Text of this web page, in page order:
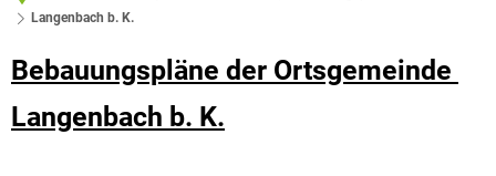
Langenbach b. K.
Bebauungspläne der Ortsgemeinde
Langenbach b. K.